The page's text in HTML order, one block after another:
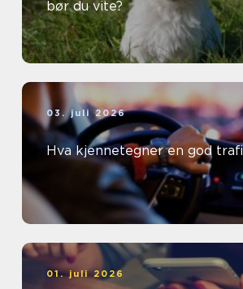
bør du vite?
03. juli 2026
Hva kjennetegner en god
01. juli 2026